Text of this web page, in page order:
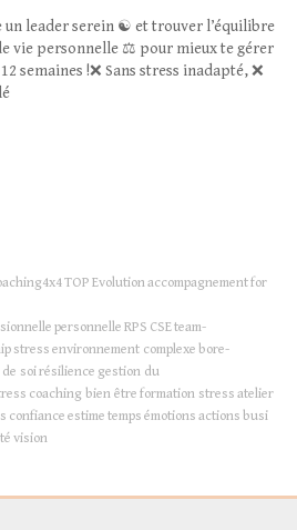
un leader serein ☯️ et trouver l’équilibre
vie personnelle ⚖ pour mieux te gérer
semaines !❌ Sans stress inadapté, ❌
TOP Evolutionaccompagnementfor
personnelle RPS CSEteam-
stress environnement complexe bore-
soirésilience gestion du
coaching bien être formation stress atelier
confiance estime temps émotions actions busi
vision